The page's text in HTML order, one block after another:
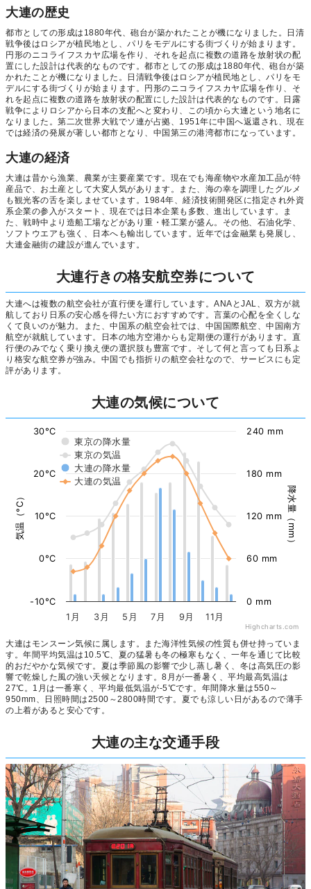
大連の歴史
都市としての形成は1880年代、砲台が築かれたことが機になりました。日清
戦争後はロシアが植民地とし、パリをモデルにする街づくりが始まります。
円形のニコライフスカヤ広場を作り、それを起点に複数の道路を放射状の配
置にした設計は代表的なものです。都市としての形成は1880年代、砲台が築
かれたことが機になりました。日清戦争後はロシアが植民地とし、パリをモ
デルにする街づくりが始まります。円形のニコライフスカヤ広場を作り、そ
れを起点に複数の道路を放射状の配置にした設計は代表的なものです。日露
戦争によりロシアから日本の支配へと変わり、この頃から大連という地名に
なりました。第二次世界大戦でソ連が占拠、1951年に中国へ返還され、現在
では経済の発展が著しい都市となり、中国第三の港湾都市になっています。
大連の経済
大連は昔から漁業、農業が主要産業です。現在でも海産物や水産加工品が特
産品で、お土産として大変人気があります。また、海の幸を調理したグルメ
も観光客の舌を楽しませています。1984年、経済技術開発区に指定され外資
系企業の参入がスタート、現在では日本企業も多数、進出しています。ま
た、戦時中より造船工場などがあり重・軽工業が盛ん。その他、石油化学、
ソフトウエアも強く、日本へも輸出しています。近年では金融業も発展し、
大連金融街の建設が進んでいます。
大連行きの格安航空券について
大連へは複数の航空会社が直行便を運行しています。ANAとJAL、双方が就
航しており日系の安心感を得たい方におすすめです。言葉の心配を全くしな
くて良いのが魅力。また、中国系の航空会社では、中国国際航空、中国南方
航空が就航しています。日本の地方空港からも定期便の運行があります。直
行便のみでなく乗り換え便の選択肢も豊富です。そして何と言っても日系よ
り格安な航空券が強み。中国でも指折りの航空会社なので、サービスにも定
評があります。
大連の気候について
気温（°C） 降水量（mm）
東京の降水量
東京の気温
大連の降水量
大連の気温
1月 3月 5月 7月 9月 11月
-10°C
0°C
10°C
20°C
30°C
0 mm
60 mm
120 mm
180 mm
240 mm
Highcharts.com
大連はモンスーン気候に属します。また海洋性気候の性質も併せ持っていま
す。年間平均気温は10.5℃、夏の猛暑も冬の極寒もなく、一年を通じて比較
的おだやかな気候です。夏は季節風の影響で少し蒸し暑く、冬は高気圧の影
響で乾燥した風の強い天候となります。8月が一番暑く、平均最高気温は
27℃。1月は一番寒く、平均最低気温が-5℃です。年間降水量は550～
950mm、日照時間は2500～2800時間です。夏でも涼しい日があるので薄手
の上着があると安心です。
大連の主な交通手段